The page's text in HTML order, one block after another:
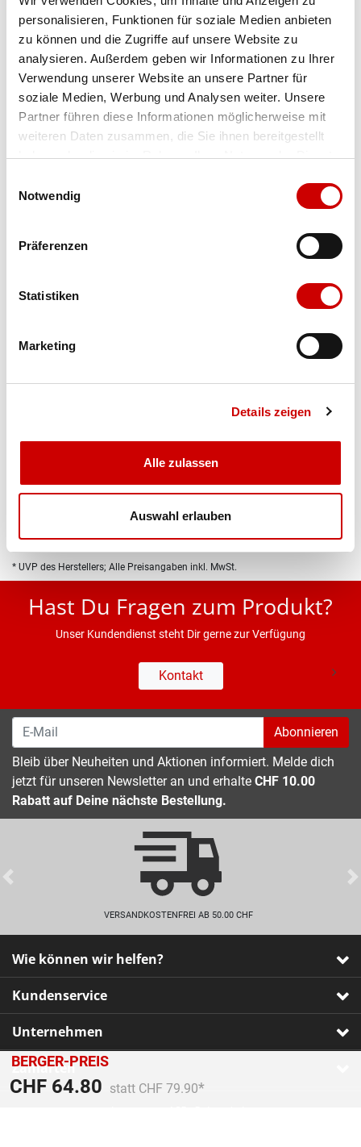
personalisieren, Funktionen für soziale Medien anbieten
zu können und die Zugriffe auf unsere Website zu
analysieren. Außerdem geben wir Informationen zu Ihrer
Verwendung unserer Website an unsere Partner für
soziale Medien, Werbung und Analysen weiter. Unsere
Partner führen diese Informationen möglicherweise mit
weiteren Daten zusammen, die Sie ihnen bereitgestellt
haben oder die sie im Rahmen Ihrer Nutzung der Dienste
Notwendig
Präferenzen
Statistiken
Marketing
Details zeigen
Alle zulassen
Auswahl erlauben
Artikel-Nr.183004-blk
Farbe blk
BERGER-PREIS
CHF 64.80 Preis reduziert von
statt CHF 79.90
An
IN DEN WARENKORB
Bis 17:00 Uhr bestellen: morgen geliefert - ab CHF 50.00
Produktbeschreibung
* UVP des Herstellers; Alle Preisangaben inkl. MwSt.
Hast Du Fragen zum Produkt?
Unser Kundendienst steht Dir gerne zur Verfügung
Kontakt
Abonnieren
Bleib über Neuheiten und Aktionen informiert. Melde dich
jetzt für unseren Newsletter an und erhalte CHF 10.00
Rabatt auf Deine nächste Bestellung.
VERSANDKOSTENFREI AB 50.00 CHF
Previous
Wie können wir helfen?
Kundenservice
Unternehmen
Zahlarten